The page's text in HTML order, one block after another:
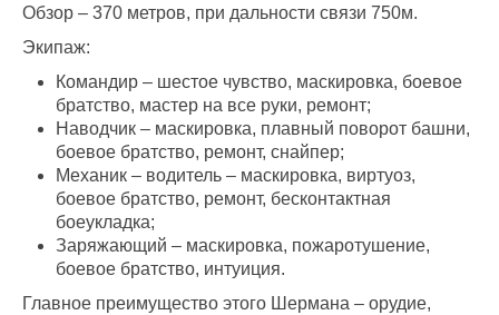
Обзор – 370 метров, при дальности связи 750м.
Экипаж:
Командир – шестое чувство, маскировка, боевое
братство, мастер на все руки, ремонт;
Наводчик – маскировка, плавный поворот башни,
боевое братство, ремонт, снайпер;
Механик – водитель – маскировка, виртуоз,
боевое братство, ремонт, бесконтактная
боеукладка;
Заряжающий – маскировка, пожаротушение,
боевое братство, интуиция.
Главное преимущество этого Шермана – орудие,